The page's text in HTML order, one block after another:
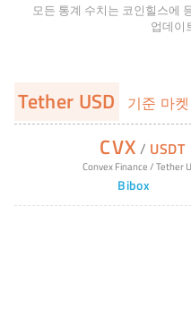
모든 통계 수치는 코인힐스에
업데이
Tether USD 기준 마켓
CVX / USDT
Convex Finance/Tether
Bibox